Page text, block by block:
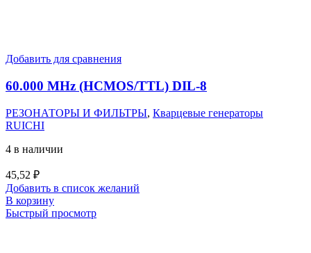
Добавить для сравнения
60.000 MHz (HCMOS/TTL) DIL-8
РЕЗОНАТОРЫ И ФИЛЬТРЫ, Кварцевые генераторы
RUICHI
4 в наличии
45,52 ₽
Добавить в список желаний
В корзину
Быстрый просмотр